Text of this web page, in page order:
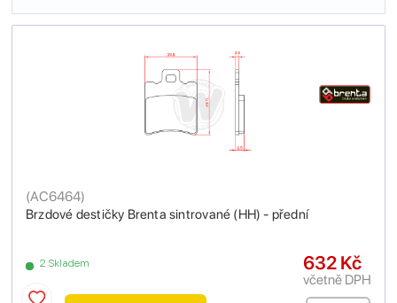
Brzdové destičky Brenta sintrované (HH) - přední
(AC6464)
2 Skladem 632 Kč
včetně DPH